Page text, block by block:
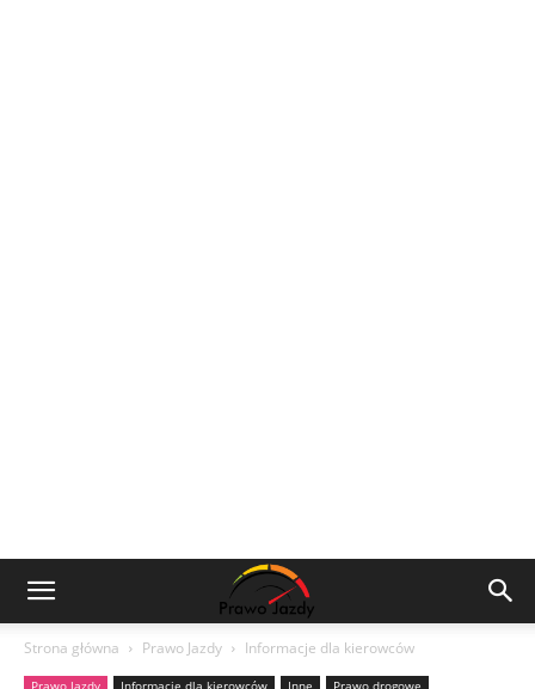
Strona główna Prawo Jazdy Informacje dla kierowców
Prawo Jazdy Informacje dla kierowców Inne Prawo drogowe